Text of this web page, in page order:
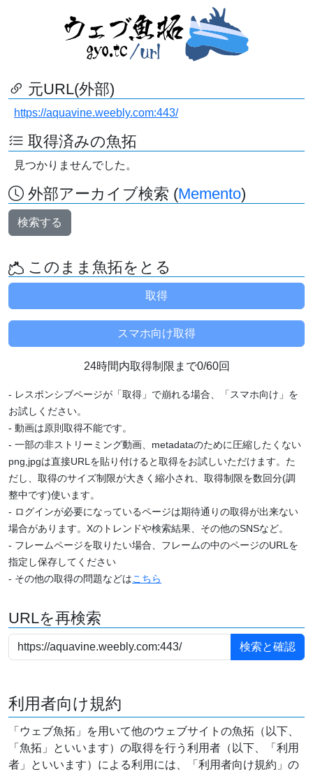
元URL(外部)
https://aquavine.weebly.com:443/
取得済みの魚拓
見つかりませんでした。
外部アーカイブ検索 (Memento)
検索する
このまま魚拓をとる
24時間内取得制限まで0/60回
- レスポンシブページが「取得」で崩れる場合、「スマホ向け」を
お試しください。
- 動画は原則取得不能です。
- 一部の非ストリーミング動画、metadataのために圧縮したくない
png,jpgは直接URLを貼り付けると取得をお試しいただけます。た
だし、取得のサイズ制限が大きく縮小され、取得制限を数回分(調
整中です)使います。
- ログインが必要になっているページは期待通りの取得が出来ない
場合があります。Xのトレンドや検索結果、その他のSNSなど。
- フレームページを取りたい場合、フレームの中のページのURLを
指定し保存してください
- その他の取得の問題などはこちら
URLを再検索
利用者向け規約
「ウェブ魚拓」を用いて他のウェブサイトの魚拓（以下、
「魚拓」といいます）の取得を行う利用者（以下、「利用
者」といいます）による利用には、「利用者向け規約」の